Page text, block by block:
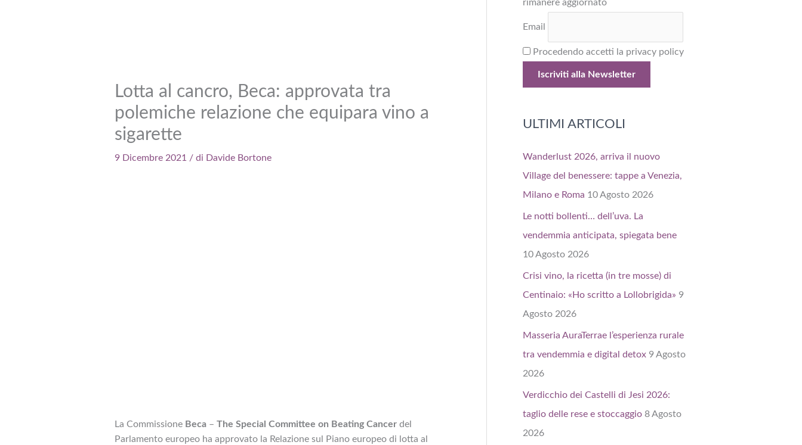
Lotta al cancro, Beca: approvata tra
polemiche relazione che equipara vino a
sigarette
9 Dicembre 2021 / di Davide Bortone
La Commissione Beca – The Special Committee on Beating Cancer del
Parlamento europeo ha approvato la Relazione sul Piano europeo di lotta al
rimanere aggiornato
Email
Procedendo accetti la privacy policy
ULTIMI ARTICOLI
Wanderlust 2026, arriva il nuovo
Village del benessere: tappe a Venezia,
Milano e Roma 10 Agosto 2026
Le notti bollenti… dell’uva. La
vendemmia anticipata, spiegata bene
10 Agosto 2026
Crisi vino, la ricetta (in tre mosse) di
Centinaio: «Ho scritto a Lollobrigida» 9
Agosto 2026
Masseria AuraTerrae l’esperienza rurale
tra vendemmia e digital detox 9 Agosto
2026
Verdicchio dei Castelli di Jesi 2026:
taglio delle rese e stoccaggio 8 Agosto
2026